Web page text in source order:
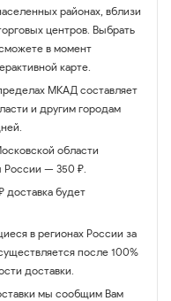
районах, вблизи
центров. Выбрать
в момент
карте.
МКАД составляет
и другим городам
области
России — 350 ₽.
доставка будет
в регионах России за
после 100%
доставки.
мы сообщим Вам